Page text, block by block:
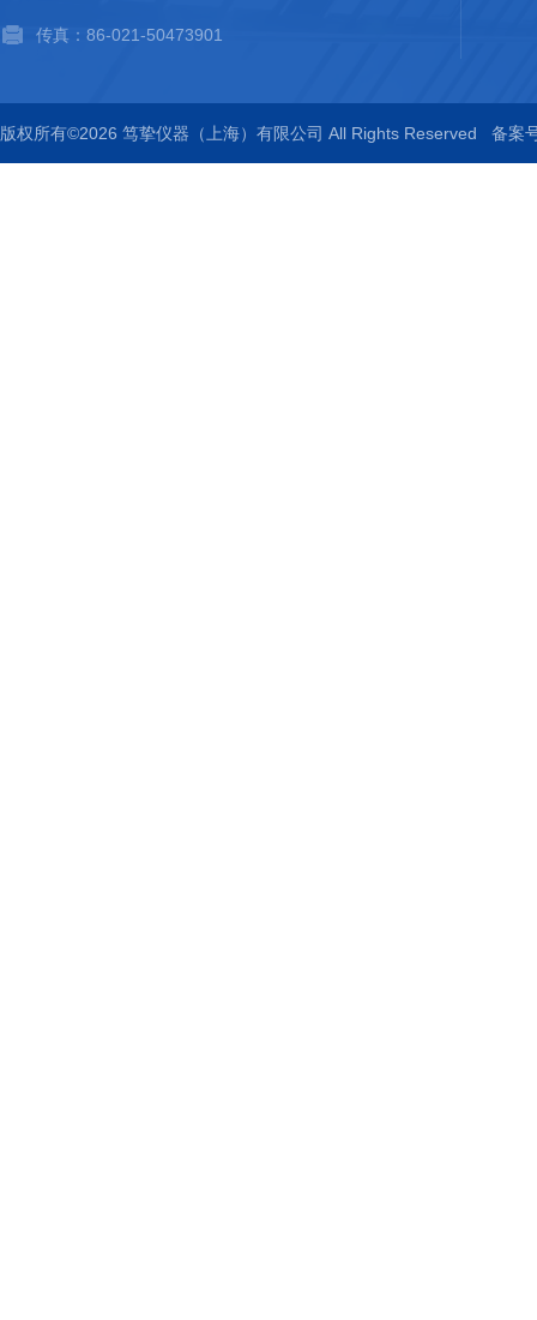
传真：86-021-50473901
版权所有©2026 笃挚仪器（上海）有限公司 All Rights Reserved 备案